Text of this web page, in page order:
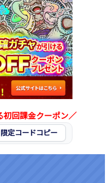
初回課金クーポン／
限定コードコピー